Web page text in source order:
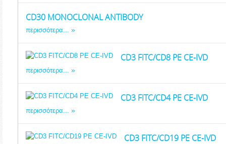
CD30 MONOCLONAL ANTIBODY
περισσότερα...
CD3 FITC/CD8 PE CE-IVD
περισσότερα...
CD3 FITC/CD4 PE CE-IVD
περισσότερα...
CD3 FITC/CD19 PE CE-IVD